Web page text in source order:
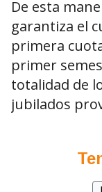
De esta
garantiza el
primera
primer
totalidad de
jubilados